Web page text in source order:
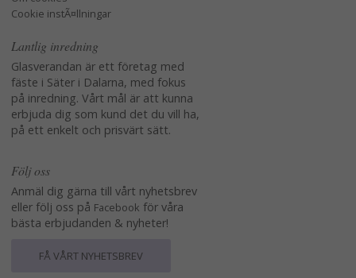
Cookie instÃ¤llningar
Lantlig inredning
Glasverandan är ett företag med
fäste i Säter i Dalarna, med fokus
på inredning. Vårt mål är att kunna
erbjuda dig som kund det du vill ha,
på ett enkelt och prisvärt sätt.
Följ oss
Anmäl dig gärna till vårt nyhetsbrev
eller följ oss på Facebook för våra
bästa erbjudanden & nyheter!
FÅ VÅRT NYHETSBREV